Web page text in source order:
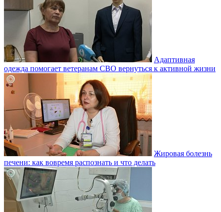
Адаптивная
одежда помогает ветеранам СВО вернуться к активной жизни
Жировая болезнь
печени: как вовремя распознать и что делать